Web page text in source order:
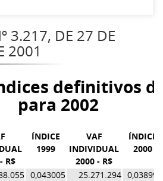
3.217, DE 27 DE
2001
definitivos
para 2002
R$
ÍNDICE
1999
VAF
INDIVIDUAL
2000 - R$
ÍNDICE
2000
0,043005 25.271.294 0,038991